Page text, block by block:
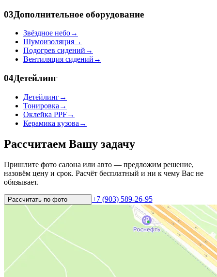
03Дополнительное оборудование
Звёздное небо→
Шумоизоляция→
Подогрев сидений →
Вентиляция сидений →
04Детейлинг
Детейлинг→
Тонировка →
Оклейка PPF→
Керамика кузова →
Рассчитаем Вашу задачу
Пришлите фото салона или авто — предложим решение,
назовём цену и срок. Расчёт бесплатный и ни к чему Вас не
обязывает.
Рассчитать по фото +7 (903) 589-26-95